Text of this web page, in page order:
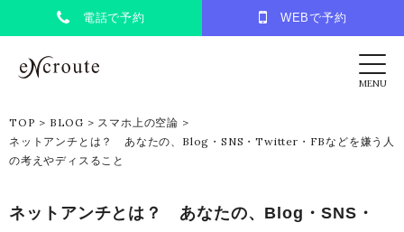
電話で予約 WEBで予約
eNcroute｜葛西・江戸川区の美容室 アンク
MENU
TOP > BLOG > スマホ上の空論 >
ネットアンチとは？ あなたの、Blog・SNS・Twitter・FBなどを嫌う人
の考えやディスること
ネットアンチとは？ あなたの、Blog・SNS・